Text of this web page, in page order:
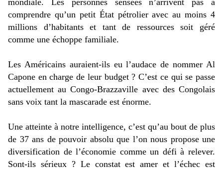
mondiale. Les personnes sensées n’arrivent pas à
comprendre qu’un petit Étatpétrolier avec au moins 4
millions d’habitants et tant de ressources soit géré
comme une échoppe familiale.
Les Américains auraient-ils eu l’audace de nommer Al
Capone en charge de leur budget ? C’est ce qui se passe
actuellement au Congo-Brazzaville avec des Congolais
sans voix tant la mascarade est énorme.
Une atteinte à notre intelligence, c’est qu’au bout de plus
de 37 ans de pouvoir absolu que l’on nous propose une
diversification de l’économie comme un défi à relever.
Sont-ils sérieux ? Le constat est amer et l’échec est